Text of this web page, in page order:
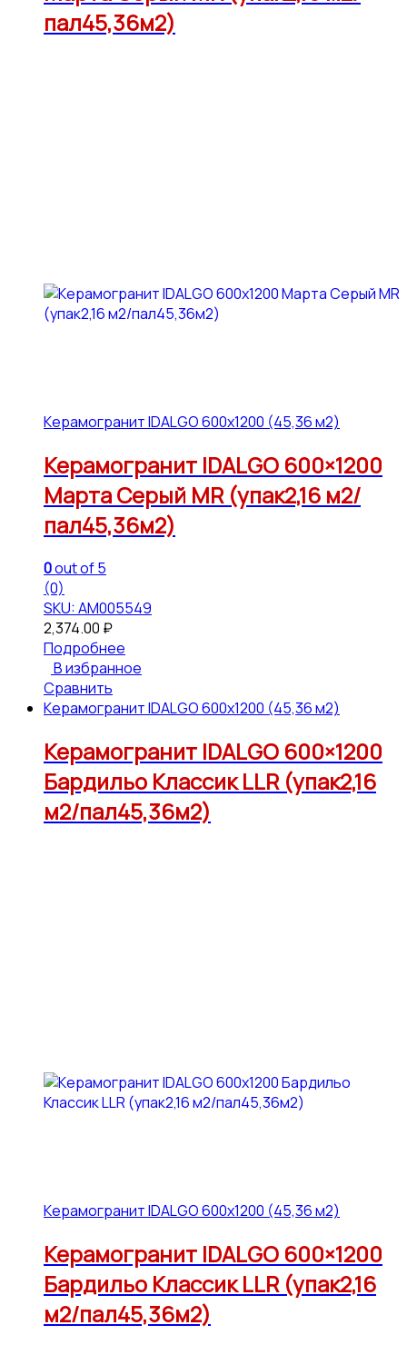
пал45,36м2)
Керамогранит IDALGO 600x1200 (45,36 м2)
Керамогранит IDALGO 600×1200
Марта Серый МR (упак2,16 м2/
пал45,36м2)
0out of 5
(0)
SKU: АМ005549
2,374.00 ₽
Подробнее
В избранное
Сравнить
Керамогранит IDALGO 600x1200 (45,36 м2)
Керамогранит IDALGO 600×1200
Бардильо Классик LLR (упак2,16
м2/пал45,36м2)
Керамогранит IDALGO 600x1200 (45,36 м2)
Керамогранит IDALGO 600×1200
Бардильо Классик LLR (упак2,16
м2/пал45,36м2)